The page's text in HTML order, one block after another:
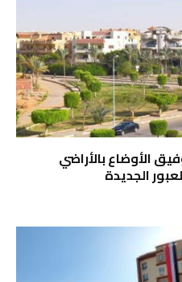
الأوضاع بالأراضي
الجديدة